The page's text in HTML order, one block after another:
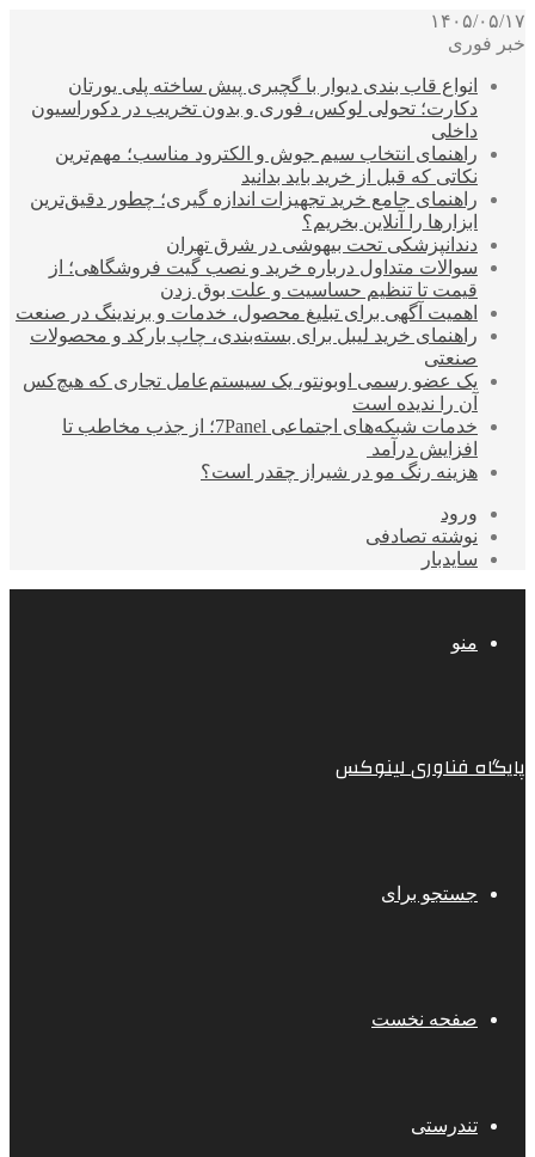
۱۴۰۵/۰۵/۱۷
خبر فوری
انواع قاب بندی دیوار با گچبری پیش ساخته پلی یورتان
دکارت؛ تحولی لوکس، فوری و بدون تخریب در دکوراسیون
داخلی
راهنمای انتخاب سیم جوش و الکترود مناسب؛ مهم‌ترین
نکاتی که قبل از خرید باید بدانید
راهنمای جامع خرید تجهیزات اندازه گیری؛ چطور دقیق‌ترین
ابزارها را آنلاین بخریم؟
دندانپزشکی تحت بیهوشی در شرق تهران
سوالات متداول درباره خرید و نصب گیت فروشگاهی؛ از
قیمت تا تنظیم حساسیت و علت بوق زدن
اهمیت آگهی برای تبلیغ محصول، خدمات و برندینگ در صنعت
راهنمای خرید لیبل برای بسته‌بندی، چاپ بارکد و محصولات
صنعتی
یک عضو رسمی اوبونتو، یک سیستم‌عامل تجاری که هیچ‌کس
آن را ندیده است
خدمات شبکه‌های اجتماعی 7Panel؛ از جذب مخاطب تا
افزایش درآمد
هزینه رنگ مو در شیراز چقدر است؟
ورود
نوشته تصادفی
سایدبار
منو
پایگاه فناوری لینوکس
جستجو برای
صفحه نخست
تندرستی